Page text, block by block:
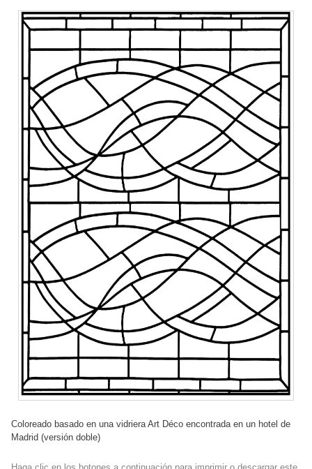
Coloreado basado en una vidriera Art Déco encontrada en un hotel de
Madrid (versión doble)